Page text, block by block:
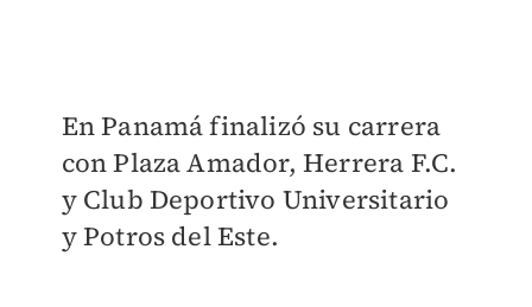
En Panamá finalizó su carrera
con Plaza Amador, Herrera F.C.
y Club Deportivo Universitario
y Potros del Este.